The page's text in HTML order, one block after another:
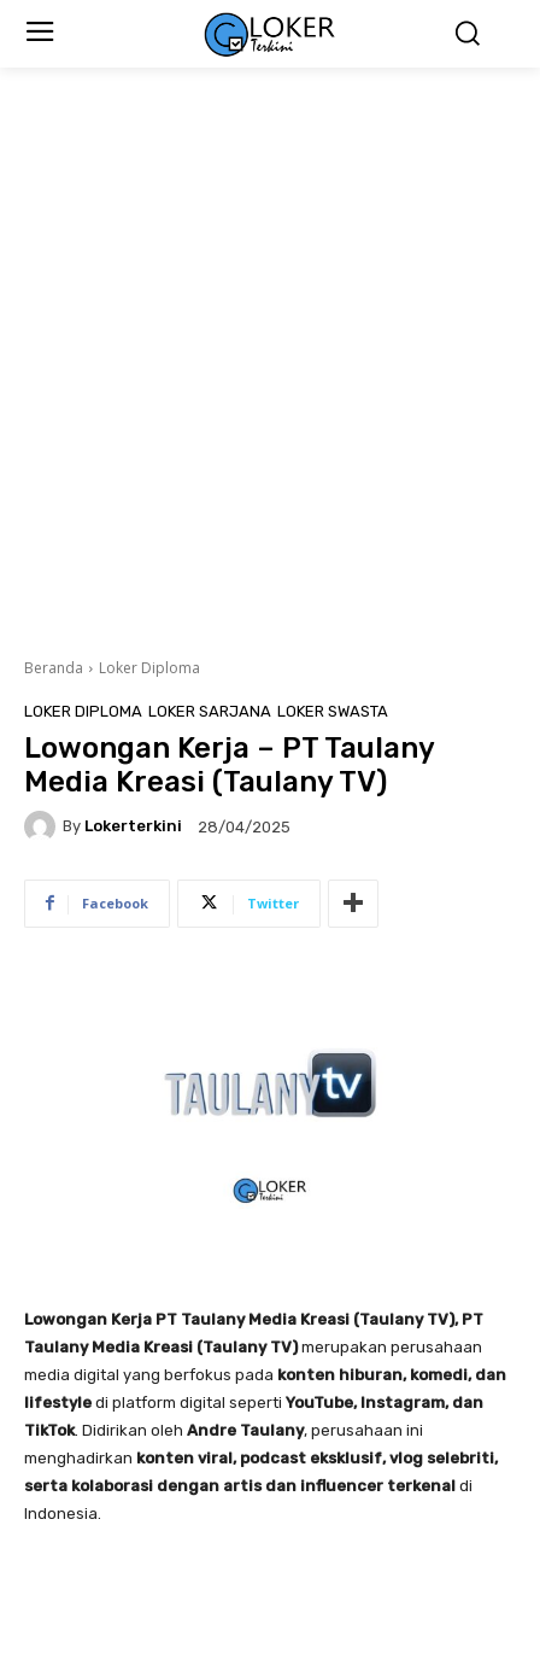
Beranda Loker Diploma
LOKER DIPLOMA LOKER SARJANA LOKER SWASTA
Lowongan Kerja – PT Taulany
Media Kreasi (Taulany TV)
By Lokerterkini 28/04/2025
Facebook Twitter
Lowongan Kerja PT Taulany Media Kreasi (Taulany TV), PT
Taulany Media Kreasi (Taulany TV)merupakan perusahaan
media digital yang berfokus pada konten hiburan, komedi, dan
lifestyle di platform digital seperti YouTube, Instagram, dan
TikTok. Didirikan oleh Andre Taulany, perusahaan ini
menghadirkan konten viral, podcast eksklusif, vlog selebriti,
serta kolaborasi dengan artis dan influencer terkenal di
Indonesia.